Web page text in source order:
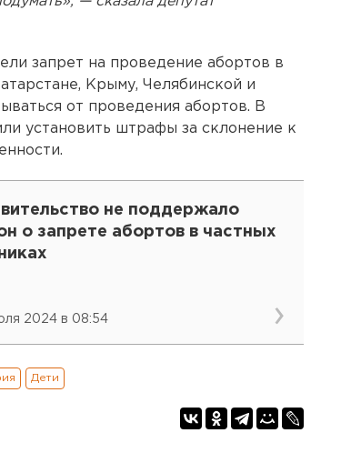
запрет на проведение абортов в
Крыму, Челябинской и
от проведения абортов. В
установить штрафы за склонение к
не поддержало
о запрете абортов в частных
2024 в 08:54
Дети